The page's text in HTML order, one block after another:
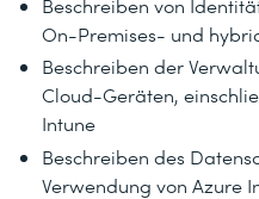
Beschreiben von
On-Premises- und
Beschreiben der
Cloud-Geräten,
Intune
Beschreiben des
Verwendung von Azure